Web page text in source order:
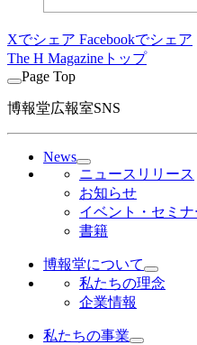
Xでシェア Facebookでシェア
The H Magazineトップ
Page Top
博報堂広報室SNS
News
ニュースリリース
お知らせ
イベント・セミナ
書籍
博報堂について
私たちの理念
企業情報
私たちの事業